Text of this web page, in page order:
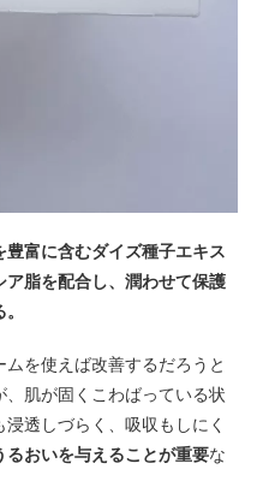
豊富に含むダイズ種子エキス
脂を配合し、潤わせて保護
を使えば改善するだろうと
肌が固くこわばっている状
透しづらく、吸収もしにく
るおいを与えることが重要な